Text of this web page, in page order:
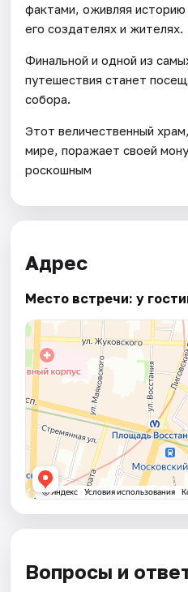
фактами, оживляя
его создателях и жителях.
Финальной и одной из
путешествия станет
собора.
Этот величественный
мире, поражает своей
роскошным
Адрес
Место встречи: у
Вопросы и